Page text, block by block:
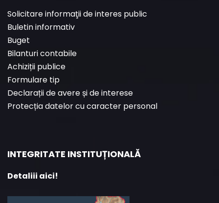
Solicitare informaţii de interes public
Buletin informativ
Buget
Bilanturi contabile
Achiziții publice
Formulare tip
Declarații de avere și de interese
Protecția datelor cu caracter personal
INTEGRITATE INSTITUȚIONALĂ
Detaliii aici!